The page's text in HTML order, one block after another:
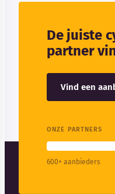
De juiste
partner
Vind een
ONZE PARTNERS
600+ aanbieders